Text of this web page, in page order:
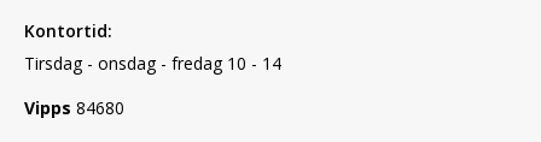
Kontortid:
Tirsdag - onsdag - fredag 10 - 14
Vipps 84680